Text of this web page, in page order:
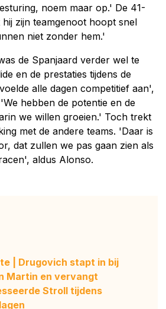
noem maar op.' De 41-
zijn teamgenoot hoopt snel
niet zonder hem.'
de Spanjaard verder wel te
en de prestaties tijdens de
alle dagen competitief aan',
hebben de potentie en de
we willen groeien.' Toch trekt
met de andere teams. 'Daar is
dat zullen we pas gaan zien als
aldus Alonso.
| Drugovich stapt in bij
Martin en vervangt
Stroll tijdens